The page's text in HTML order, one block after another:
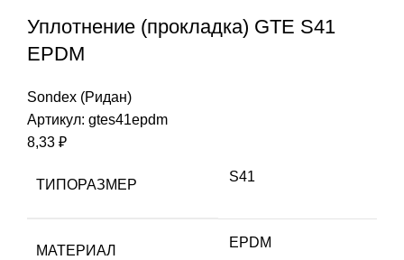
Уплотнение (прокладка) GTE S41
EPDM
Sondex (Ридан)
Артикул: gtes41epdm
8,33 ₽
ТИПОРАЗМЕР
S41
МАТЕРИАЛ
EPDM